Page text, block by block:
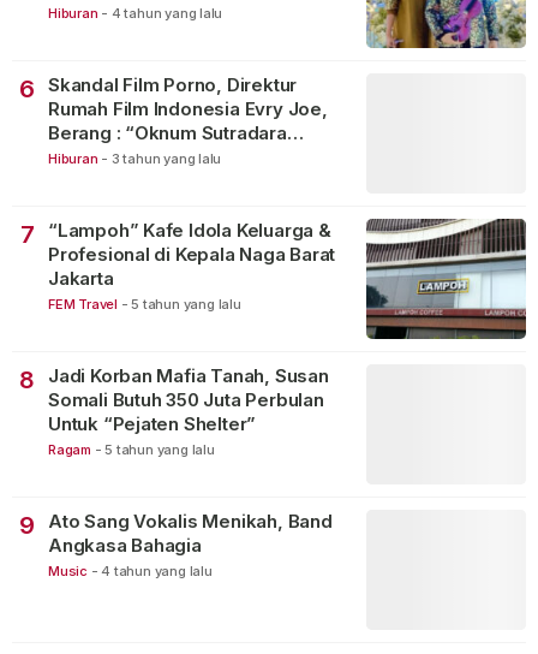
Hiburan - 4 tahun yang lalu
6
Skandal Film Porno, Direktur
Rumah Film Indonesia Evry Joe,
Berang : “Oknum Sutradara
Merusak Perfilman Indonesia”!
Hiburan - 3 tahun yang lalu
7
“Lampoh” Kafe Idola Keluarga &
Profesional di Kepala Naga Barat
Jakarta
FEM Travel - 5 tahun yang lalu
8
Jadi Korban Mafia Tanah, Susan
Somali Butuh 350 Juta Perbulan
Untuk “Pejaten Shelter”
Ragam - 5 tahun yang lalu
9
Ato Sang Vokalis Menikah, Band
Angkasa Bahagia
Music - 4 tahun yang lalu